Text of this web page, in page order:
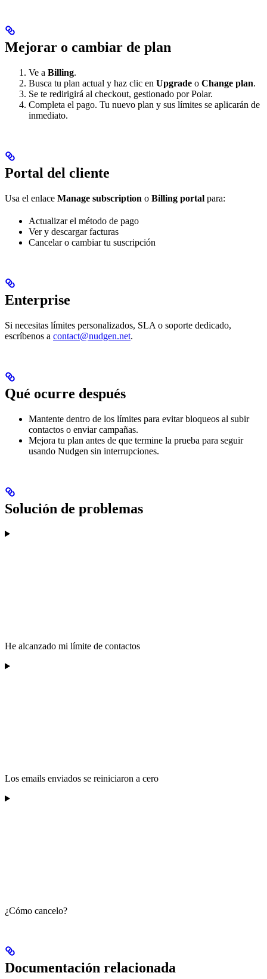
Mejorar o cambiar de plan
Ve a Billing.
Busca tu plan actual y haz clic en Upgrade o Change plan.
Se te redirigirá al checkout, gestionado por Polar.
Completa el pago. Tu nuevo plan y sus límites se aplicarán de
inmediato.
Portal del cliente
Usa el enlace Manage subscription o Billing portal para:
Actualizar el método de pago
Ver y descargar facturas
Cancelar o cambiar tu suscripción
Enterprise
Si necesitas límites personalizados, SLA o soporte dedicado,
escríbenos a contact@nudgen.net.
Qué ocurre después
Mantente dentro de los límites para evitar bloqueos al subir
contactos o enviar campañas.
Mejora tu plan antes de que termine la prueba para seguir
usando Nudgen sin interrupciones.
Solución de problemas
He alcanzado mi límite de contactos
Los emails enviados se reiniciaron a cero
¿Cómo cancelo?
Documentación relacionada